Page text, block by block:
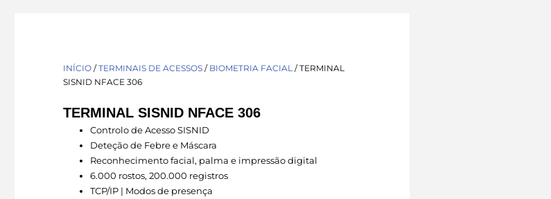
INÍCIO /TERMINAIS DE ACESSOS / BIOMETRIA FACIAL / TERMINAL
SISNID NFACE 306
TERMINAL SISNID NFACE 306
Controlo de Acesso SISNID
Deteção de Febre e Máscara
Reconhecimento facial, palma e impressão digital
6.000 rostos, 200.000 registros
TCP/IP | Modos de presença